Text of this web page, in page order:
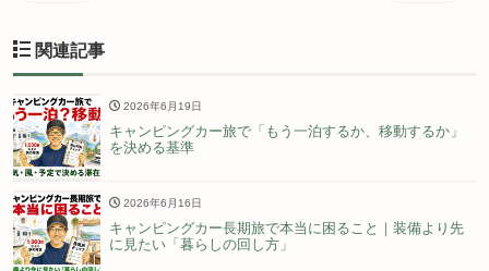
関連記事
2026年6月19日
キャンピングカー旅で「もう一泊するか、移動するか」
を決める基準
2026年6月16日
キャンピングカー長期旅で本当に困ること｜装備より先
に見たい「暮らしの回し方」